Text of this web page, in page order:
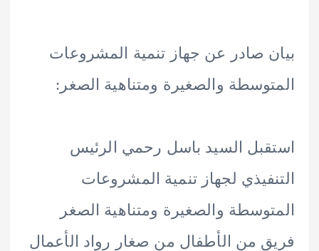
صادر عن جهاز تنمية المشروعات
والصغيرة ومتناهية الصغر:
السيد باسل رحمي الرئيس
لجهاز تنمية المشروعات
والصغيرة ومتناهية الصغر
من الأطفال من صغار رواد الأعمال